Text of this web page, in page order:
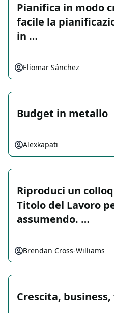
Pianifica in modo
facile la
in …
Eliomar Sánchez
Budget in metallo
Alexkapati
Riproduci un
Titolo del Lavoro
assumendo. …
Brendan Cross-Williams
Crescita,